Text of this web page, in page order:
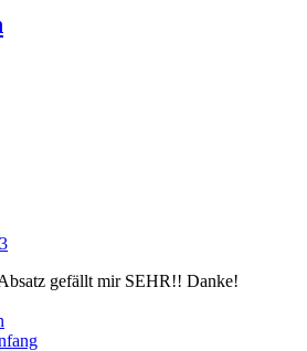
gefällt mir SEHR!! Danke!